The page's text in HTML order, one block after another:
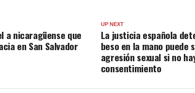
UP NEXT
La justicia española
beso en la mano puede
agresión sexual si no
consentimiento
a nicaragüense que
en San Salvador